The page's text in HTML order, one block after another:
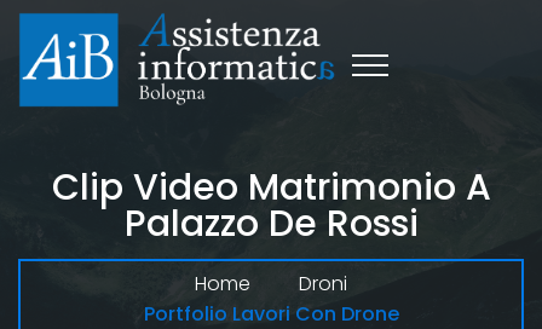
Clip Video Matrimonio A
Palazzo De Rossi
Home
Droni
Portfolio Lavori Con Drone